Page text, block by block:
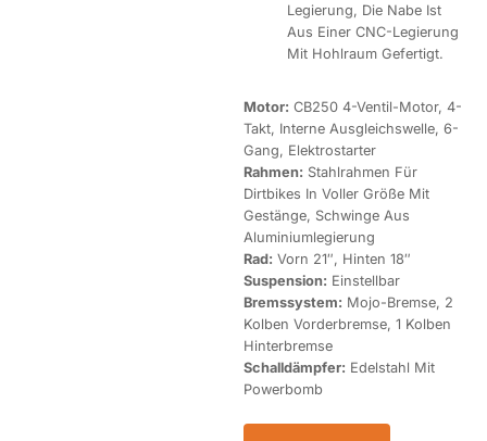
Legierung, Die Nabe Ist
Aus Einer CNC-Legierung
Mit Hohlraum Gefertigt.
Motor: CB250 4-Ventil-Motor, 4-
Takt, Interne Ausgleichswelle, 6-
Gang, Elektrostarter
Rahmen: Stahlrahmen Für
Dirtbikes In Voller Größe Mit
Gestänge, Schwinge Aus
Aluminiumlegierung
Rad: Vorn 21″, Hinten 18″
Suspension: Einstellbar
Bremssystem: Mojo-Bremse, 2
Kolben Vorderbremse, 1 Kolben
Hinterbremse
Schalldämpfer: Edelstahl Mit
Powerbomb